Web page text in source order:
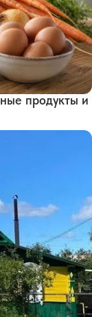
продукты и